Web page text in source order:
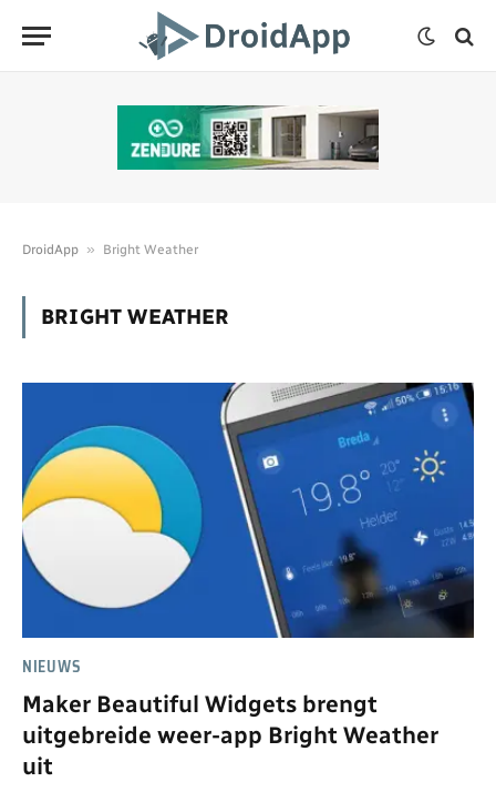
DroidApp » Bright Weather
BRIGHT WEATHER
NIEUWS
Maker Beautiful Widgets brengt
uitgebreide weer-app Bright Weather
uit